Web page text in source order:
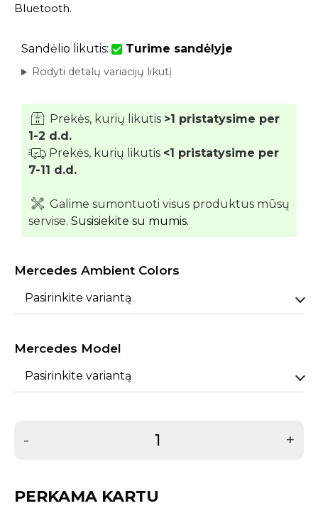
Bluetooth.
Sandėlio likutis: Turime sandėlyje
Rodyti detalų variacijų likutį
Prekės, kurių likutis >1 pristatysime per
1-2 d.d.
Prekės, kurių likutis <1 pristatysime per
7-11 d.d.
Galime sumontuoti visus produktus mūsų
servise. Susisiekite su mumis.
Mercedes Ambient Colors
Pasirinkite variantą
Mercedes Model
Pasirinkite variantą
- +
PERKAMA KARTU